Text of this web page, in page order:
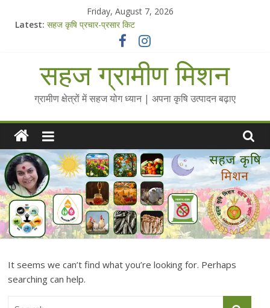
Friday, August 7, 2026
Latest: सहज कृषि प्रचार-प्रसार किट
Standee Designs @ 2025 for Sahaj Krishi Promotions
Chalo Gaon Ki Or Abhiyaan - 2025-26
Collected Talks on Vibrated Water
सहज ग्रामीण मिशन
ग्रामीण क्षेत्रों में सहज योग ध्यान | अपना कृषि उत्पादन बढ़ाए
It seems we can’t find what you’re looking for. Perhaps
searching can help.